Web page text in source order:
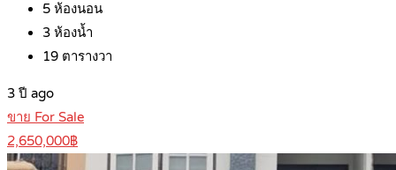
5 ห้องนอน
3 ห้องน้ำ
19 ตารางวา
3 ปี ago
ขาย For Sale
2,650,000฿